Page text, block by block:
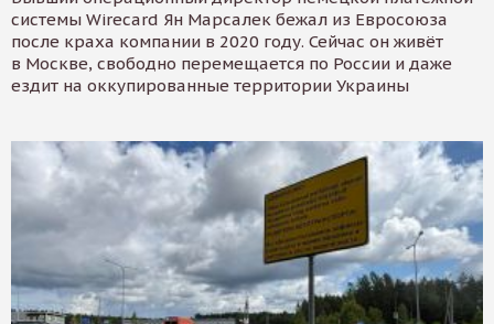
системы Wirecard Ян Марсалек бежал из Евросоюза
после краха компании в 2020 году. Сейчас он живёт
в Москве, свободно перемещается по России и даже
ездит на оккупированные территории Украины